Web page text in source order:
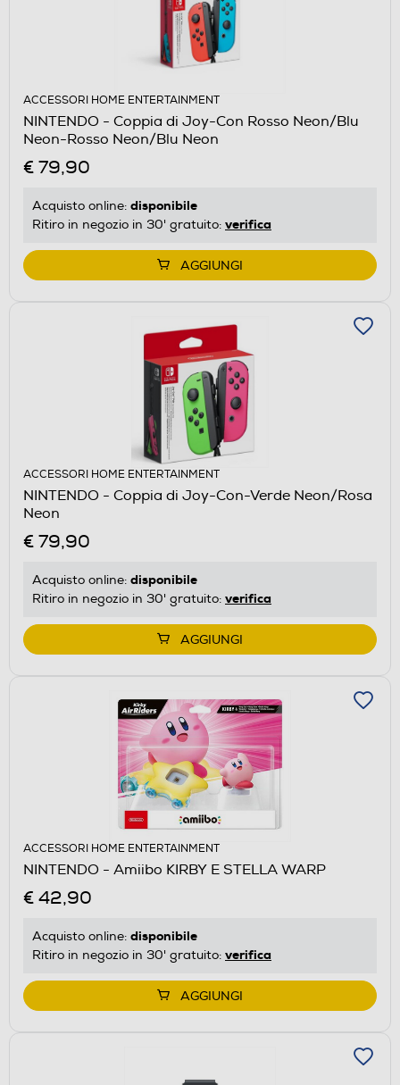
ACCESSORI HOME ENTERTAINMENT
NINTENDO - Coppia di Joy-Con Rosso Neon/Blu
Neon-Rosso Neon/Blu Neon
€ 79,90
Acquisto online: disponibile
Ritiro in negozio in 30' gratuito: verifica
AGGIUNGI
ACCESSORI HOME ENTERTAINMENT
NINTENDO - Coppia di Joy-Con-Verde Neon/Rosa
Neon
€ 79,90
Acquisto online: disponibile
Ritiro in negozio in 30' gratuito: verifica
AGGIUNGI
ACCESSORI HOME ENTERTAINMENT
NINTENDO - Amiibo KIRBY E STELLA WARP
€ 42,90
Acquisto online: disponibile
Ritiro in negozio in 30' gratuito: verifica
AGGIUNGI